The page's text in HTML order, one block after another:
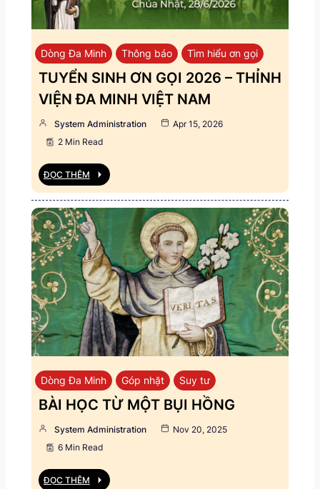
Dòng Đa Minh Thông báo Tìm hiểu ơn gọi
TUYỂN SINH ƠN GỌI 2026 – THỈNH
VIỆN ĐA MINH VIỆT NAM
System Administration
Apr 15, 2026
2 Min Read
ĐỌC THÊM
Dòng Đa Minh Góp nhặt Suy tư
BÀI HỌC TỪ MỘT BỤI HỒNG
System Administration
Nov 20, 2025
6 Min Read
ĐỌC THÊM